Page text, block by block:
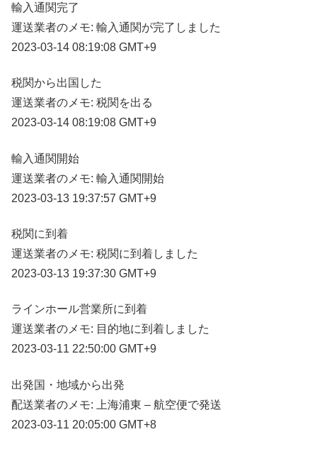
輸入通関完了
運送業者のメモ: 輸入通関が完了しました
2023-03-14 08:19:08 GMT+9
税関から出国した
運送業者のメモ: 税関を出る
2023-03-14 08:19:08 GMT+9
輸入通関開始
運送業者のメモ: 輸入通関開始
2023-03-13 19:37:57 GMT+9
税関に到着
運送業者のメモ: 税関に到着しました
2023-03-13 19:37:30 GMT+9
ラインホール営業所に到着
運送業者のメモ: 目的地に到着しました
2023-03-11 22:50:00 GMT+9
出発国・地域から出発
配送業者のメモ: 上海浦東 – 航空便で発送
2023-03-11 20:05:00 GMT+8